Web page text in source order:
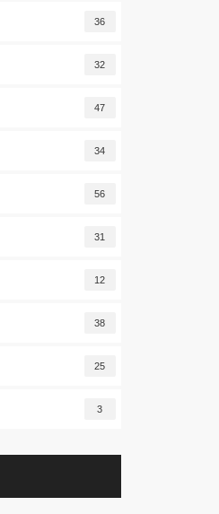
36
32
47
34
56
31
12
38
25
3